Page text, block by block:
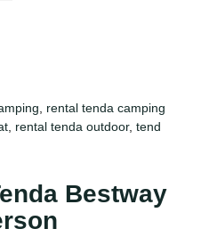
rental tenda camping
rental tenda outdoor, tend
Bestway